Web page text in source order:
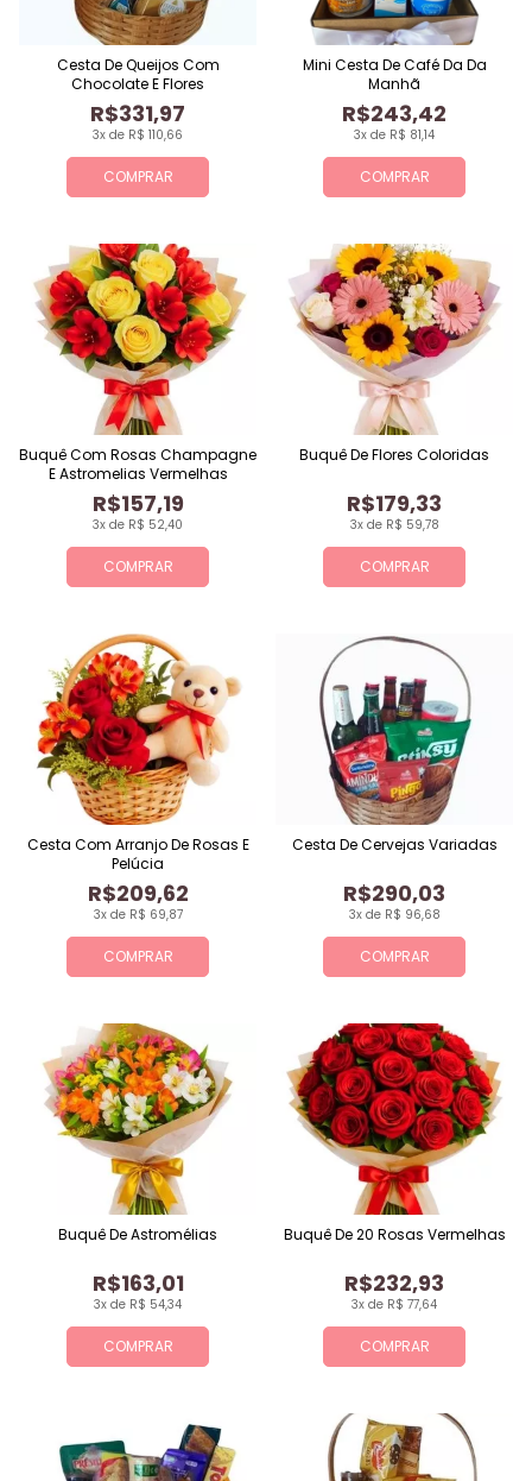
COMPRAR
3x de R$ 110,66
R$331,97
Cesta De Queijos Com
Chocolate E Flores
COMPRAR
3x de R$ 81,14
R$243,42
Mini Cesta De Café Da Da
Manhã
COMPRAR
3x de R$ 52,40
R$157,19
Buquê Com Rosas Champagne
E Astromelias Vermelhas
COMPRAR
3x de R$ 59,78
R$179,33
Buquê De Flores Coloridas
COMPRAR
3x de R$ 69,87
R$209,62
Cesta Com Arranjo De Rosas E
Pelúcia
COMPRAR
3x de R$ 96,68
R$290,03
Cesta De Cervejas Variadas
COMPRAR
3x de R$ 54,34
R$163,01
Buquê De Astromélias
COMPRAR
3x de R$ 77,64
R$232,93
Buquê De 20 Rosas Vermelhas